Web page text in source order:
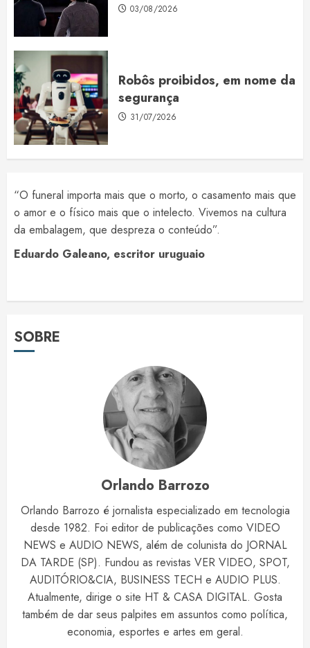
03/08/2026
Robôs proibidos, em nome da
segurança
31/07/2026
“O funeral importa mais que o morto, o casamento mais que
o amor e o físico mais que o intelecto. Vivemos na cultura
da embalagem, que despreza o conteúdo”.
Eduardo Galeano, escritor uruguaio
SOBRE
Orlando Barrozo
Orlando Barrozo é jornalista especializado em tecnologia
desde 1982. Foi editor de publicações como VIDEO
NEWS e AUDIO NEWS, além de colunista do JORNAL
DA TARDE (SP). Fundou as revistas VER VIDEO, SPOT,
AUDITÓRIO&CIA, BUSINESS TECH e AUDIO PLUS.
Atualmente, dirige o site HT & CASA DIGITAL. Gosta
também de dar seus palpites em assuntos como política,
economia, esportes e artes em geral.